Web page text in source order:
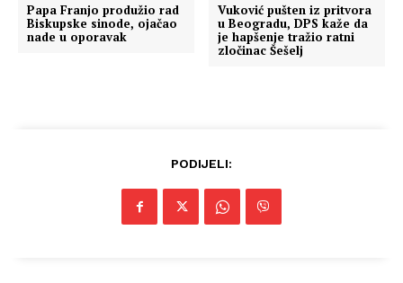
Papa Franjo produžio rad
Biskupske sinode, ojačao
nade u oporavak
Vuković pušten iz pritvora
u Beogradu, DPS kaže da
je hapšenje tražio ratni
zločinac Šešelj
PODIJELI: